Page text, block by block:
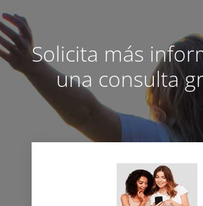
Solicita más
una consulta